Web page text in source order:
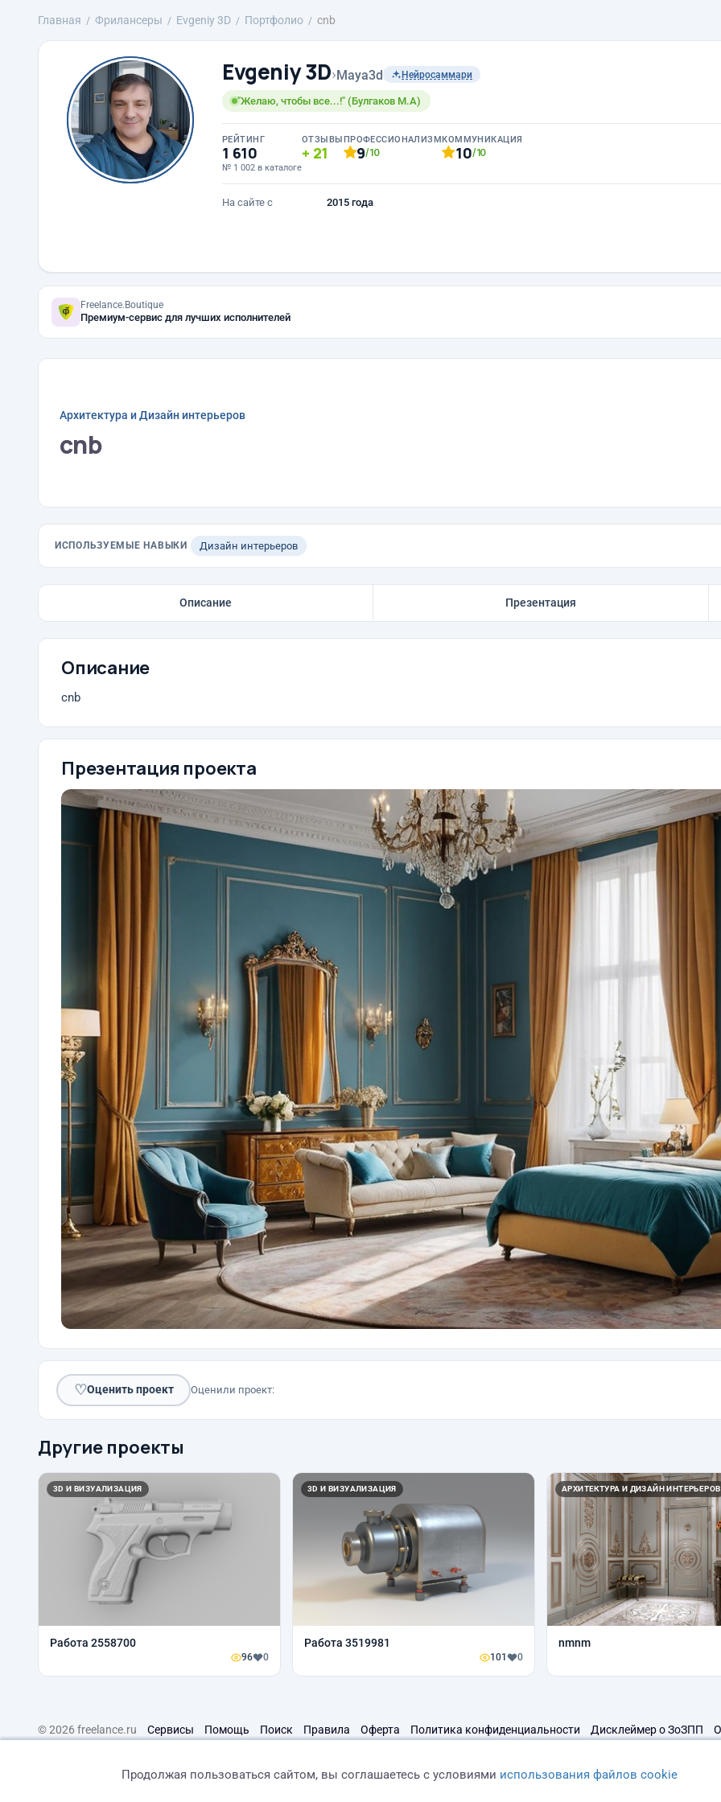
Главная Фрилансеры Evgeniy 3D Портфолио cnb
Evgeniy 3D›Maya3d Нейросаммари
"Желаю, чтобы все...!" (Булгаков М.А)
РЕЙТИНГ
1 610
№ 1 002 в каталоге
ОТЗЫВЫ
21
ПРОФЕССИОНАЛИЗМ
9/10
КОММУНИКАЦИЯ
10/10
На сайте с 2015 года
Freelance.Boutique
Премиум-сервис для лучших исполнителей
Архитектура и Дизайн интерьеров
cnb
ИСПОЛЬЗУЕМЫЕ НАВЫКИ Дизайн интерьеров
Описание Презентация
Описание
cnb
Презентация проекта
♡Оценить проект Оценили проект:
Другие проекты
3D И ВИЗУАЛИЗАЦИЯ
Работа 2558700
96 0
3D И ВИЗУАЛИЗАЦИЯ
Работа 3519981
101 0
АРХИТЕКТУРА И ДИЗАЙН ИНТЕРЬЕРОВ
nmnm
© 2026 freelance.ru Сервисы Помощь Поиск Правила Оферта Политика конфиденциальности Дисклеймер о ЗоЗПП
Продолжая пользоваться сайтом, вы соглашаетесь с условиями использования файлов cookie